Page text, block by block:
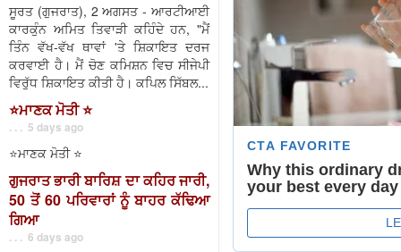
ਸੂਰਤ (ਗੁਜਰਾਤ), 2 ਅਗਸਤ - ਆਰਟੀਆਈ
ਕਾਰਕੁੰਨ ਅਮਿਤ ਤਿਵਾੜੀ ਕਹਿੰਦੇ ਹਨ, "ਮੈਂ
ਤਿੰਨ ਵੱਖ-ਵੱਖ ਥਾਵਾਂ 'ਤੇ ਸ਼ਿਕਾਇਤ ਦਰਜ
ਕਰਵਾਈ ਹੈ। ਮੈਂ ਚੋਣ ਕਮਿਸ਼ਨ ਵਿਚ ਸੀਜੇਪੀ
ਵਿਰੁੱਧ ਸ਼ਿਕਾਇਤ ਕੀਤੀ ਹੈ। ਕਪਿਲ ਸਿੱਬਲ...
⭐️ਮਾਣਕ ਮੋਤੀ ⭐️
. . . 5 days ago
⭐️ਮਾਣਕ ਮੋਤੀ ⭐️
ਗੁਜਰਾਤ ਭਾਰੀ ਬਾਰਿਸ਼ ਦਾ ਕਹਿਰ ਜਾਰੀ,
50 ਤੋਂ 60 ਪਰਿਵਾਰਾਂ ਨੂੰ ਬਾਹਰ ਕੱਢਿਆ
ਗਿਆ
. . . 6 days ago